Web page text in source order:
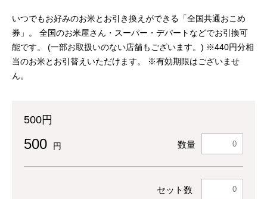
いつでもお好みのお米とお引き換えができる「全国共通おこめ
券」。 全国のお米屋さん・スーパー・デパートなどでお引換可
能です。 (一部お取扱いのない店舗もございます。) ※440円分相
当のお米とお引替えいただけます。 ※有効期限はございませ
ん。
500円
500 円 数量
セット数